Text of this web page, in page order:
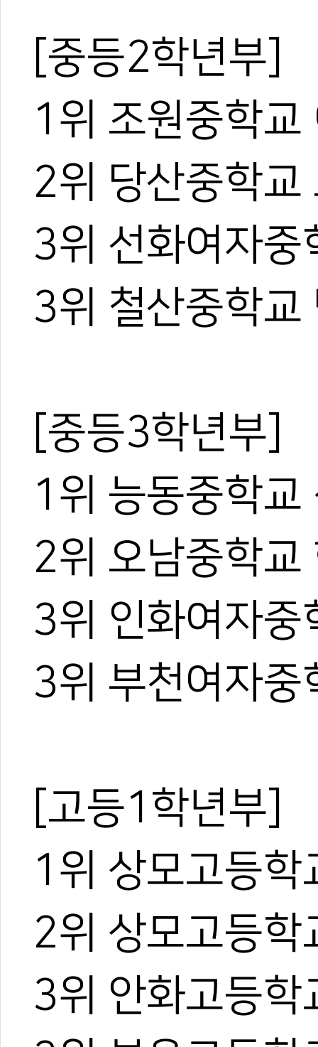
[중등2학년부]
1위 조원중학교
2위 당산중학교
3위 선화여자중
3위 철산중학교
[중등3학년부]
1위 능동중학교
2위 오남중학교
3위 인화여자중
3위 부천여자중
[고등1학년부]
1위 상모고등학
2위 상모고등학
3위 안화고등학